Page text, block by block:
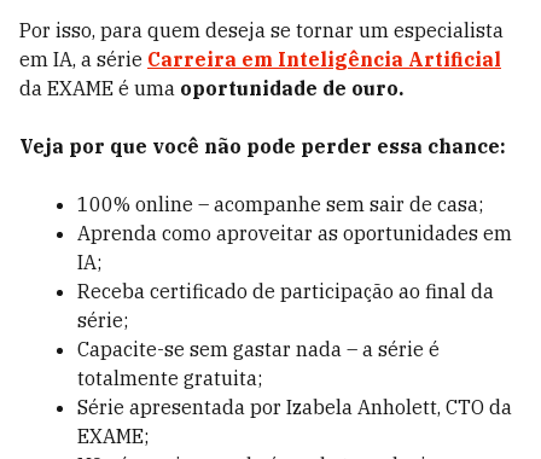
Por isso, para quem deseja se tornar um especialista
em IA, a série Carreira em Inteligência Artificial
da EXAME é uma oportunidade de ouro.
Veja por que você não pode perder essa chance:
100% online – acompanhe sem sair de casa;
Aprenda como aproveitar as oportunidades em
IA;
Receba certificado de participação ao final da
série;
Capacite-se sem gastar nada – a série é
totalmente gratuita;
Série apresentada por Izabela Anholett, CTO da
EXAME;